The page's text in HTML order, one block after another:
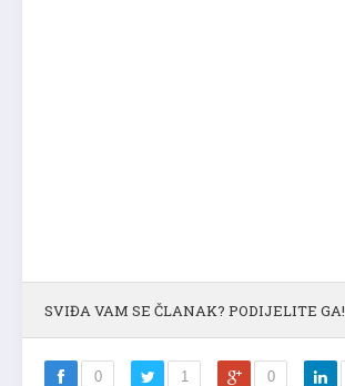
SVIĐA VAM SE ČLANAK? PODIJELITE GA!
0 1 0